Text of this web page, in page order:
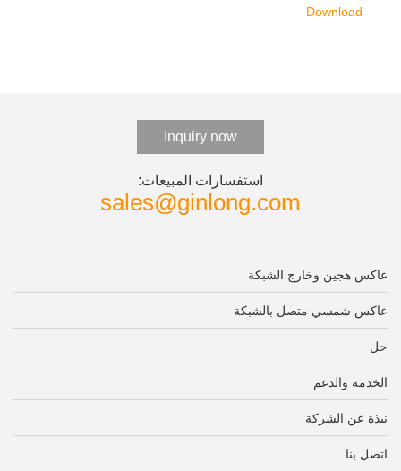
Download
Inquiry now
استفسارات المبيعات:
sales@ginlong.com
عاكس هجين وخارج الشبكة
عاكس شمسي متصل بالشبكة
حل
الخدمة والدعم
نبذة عن الشركة
اتصل بنا